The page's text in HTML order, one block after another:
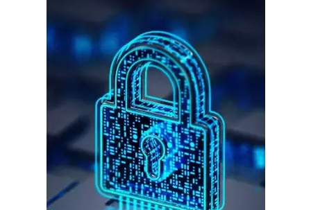
गुरुग्राम साइबर पुलिस ने बीते छह महीने में 18 बैंक कर्मचारियों को किया गिरफ्तार
इन लोगों ने लालच में आकर बैंक खाते खोलकर साइबर ठगों को उपलब्ध कराए